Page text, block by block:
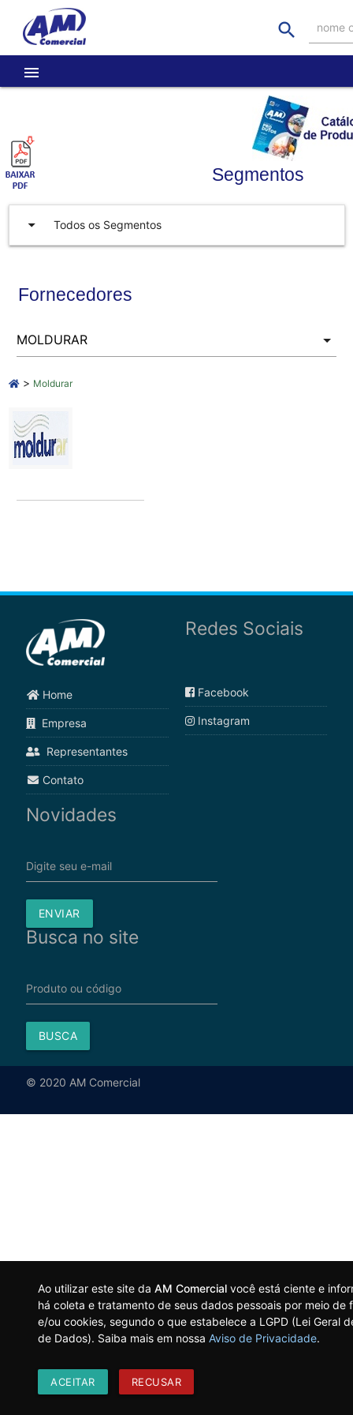
search nome
menu
Segmentos
arrow_drop_down Todos os Segmentos
Fornecedores
> Moldurar
Ao utilizar este site da AM Comercial você está ciente e
há coleta e tratamento de seus dados pessoais por meio de
e/ou cookies, segundo o que estabelece a LGPD (Lei Geral
de Dados). Saiba mais em nossa Aviso de Privacidade.
ACEITAR RECUSAR
Home
Empresa
Representantes
Contato
Redes Sociais
Facebook
Instagram
Novidades
Digite seu e-mail
ENVIAR
Busca no site
Produto ou código
BUSCA
© 2020 AM Comercial